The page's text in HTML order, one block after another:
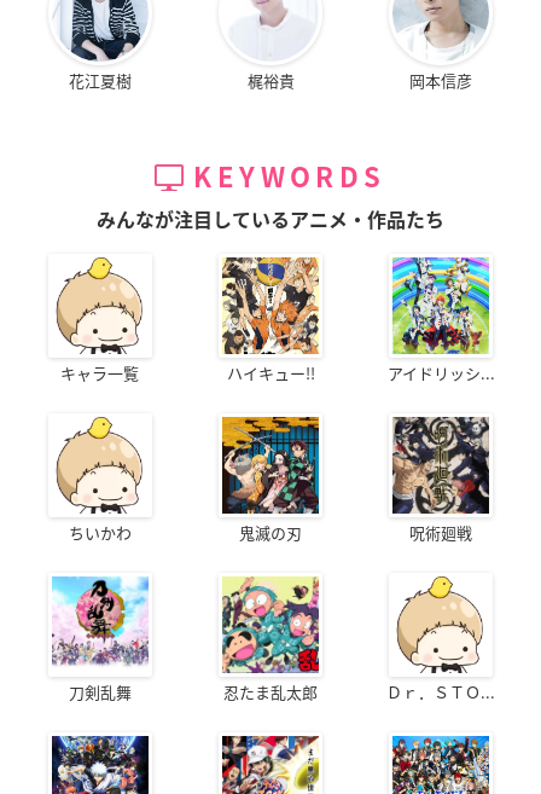
花江夏樹 梶裕貴 岡本信彦
KEYWORDS
みんなが注目しているアニメ・作品たち
キャラ一覧 ハイキュー!! アイドリッシ...
ちいかわ 鬼滅の刃 呪術廻戦
刀剣乱舞 忍たま乱太郎 Ｄｒ．ＳＴＯ...